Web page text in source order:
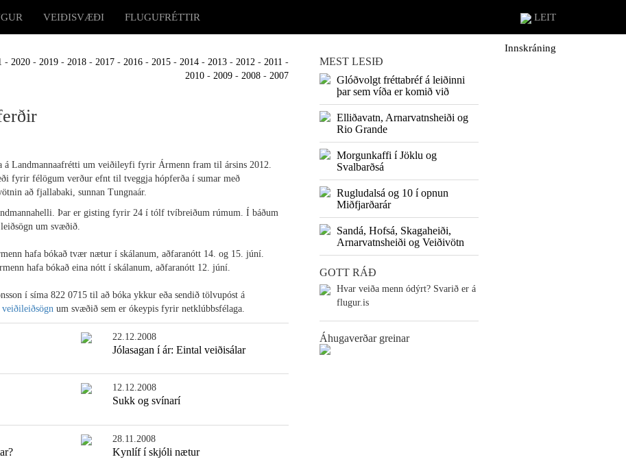
VEIÐISVÆÐI FLUGUFRÉTTIR LEIT
Innskráning
- 2020 - 2019 - 2018 - 2017 - 2016 - 2015 - 2014 - 2013 - 2012 - 2011 -
2010 - 2009 - 2008 - 2007
á Landmannaafrétti um veiðileyfi fyrir Ármenn fram til ársins 2012.
fyrir félögum verður efnt til tveggja hópferða í sumar með
að fjallabaki, sunnan Tungnaár.
Þar er gisting fyrir 24 í tólf tvíbreiðum rúmum. Í báðum
um svæðið.
hafa bókað tvær nætur í skálanum, aðfaranótt 14. og 15. júní.
hafa bókað eina nótt í skálanum, aðfaranótt 12. júní.
í síma 822 0715 til að bóka ykkur eða sendið tölvupóst á
veiðileiðsögn um svæðið sem er ókeypis fyrir netklúbbsfélaga.
22.12.2008
Jólasagan í ár: Eintal veiðisálar
12.12.2008
Sukk og svínarí
28.11.2008
Kynlíf í skjóli nætur
MEST LESIÐ
Glóðvolgt fréttabréf á leiðinni
þar sem víða er komið við
Elliðavatn, Arnarvatnsheiði og
Rio Grande
Morgunkaffi í Jöklu og
Svalbarðsá
Rugludalsá og 10 í opnun
Miðfjarðarár
Sandá, Hofsá, Skagaheiði,
Arnarvatnsheiði og Veiðivötn
GOTT RÁÐ
Hvar veiða menn ódýrt? Svarið er á
flugur.is
Áhugaverðar greinar